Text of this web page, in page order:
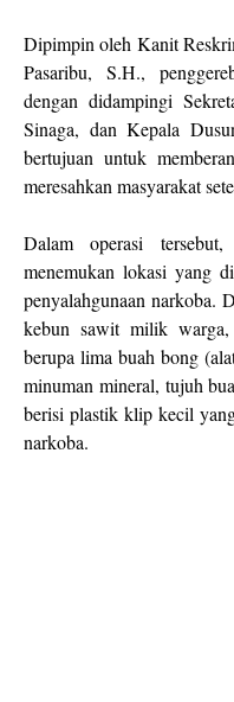
Dipimpin oleh Kanit
Pasaribu, S.H.,
dengan didampingi
Sinaga, dan Kepala
bertujuan untuk
meresahkan masyarakat
Dalam operasi
menemukan lokasi yang
penyalahgunaan narkoba.
kebun sawit milik
berupa lima buah bong
minuman mineral, tujuh
berisi plastik klip kecil
narkoba.